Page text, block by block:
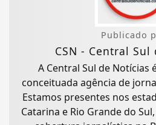
Publicado
CSN - Central
A Central Sul de Notícias
conceituada agência de jornalismo
Estamos presentes nos
Catarina e Rio Grande do